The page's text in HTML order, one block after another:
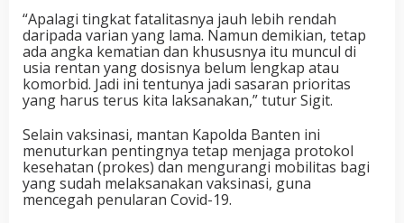
“Apalagi tingkat fatalitasnya jauh lebih rendah
daripada varian yang lama. Namun demikian, tetap
ada angka kematian dan khususnya itu muncul di
usia rentan yang dosisnya belum lengkap atau
komorbid. Jadi ini tentunya jadi sasaran prioritas
yang harus terus kita laksanakan,” tutur Sigit.
Selain vaksinasi, mantan Kapolda Banten ini
menuturkan pentingnya tetap menjaga protokol
kesehatan (prokes) dan mengurangi mobilitas bagi
yang sudah melaksanakan vaksinasi, guna
mencegah penularan Covid-19.